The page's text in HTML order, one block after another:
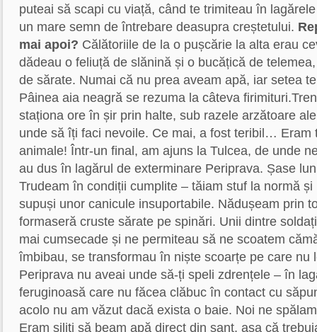
puteai să scapi cu viață, când te trimiteau în
un mare semn de întrebare deasupra creștetului.
mai apoi? Călătoriile de la o pușcărie la alta erau
dădeau o feliuță de slănină și o bucățică de
de sărate. Numai că nu prea aveam apă, iar setea
Pâinea aia neagră se rezuma la câteva
staționa ore în șir prin halte, sub razele arzătoare
unde să îți faci nevoile. Ce mai, a fost teribil… Eram
animale! Într-un final, am ajuns la Tulcea, de unde
au dus în lagărul de exterminare Periprava. Șase
Trudeam în condiții cumplite – tăiam stuf la normă
supuși unor canicule insuportabile. Nădușeam prin
formaseră cruste sărate pe spinări. Unii dintre
mai cumsecade și ne permiteau să ne scoatem
îmbibau, se transformau în niște scoarțe pe care nu
Periprava nu aveai unde să-ți speli zdrențele – în
feruginoasă care nu făcea clăbuc în contact cu
acolo nu am văzut dacă exista o baie. Noi ne
Eram siliți să beam apă direct din șanț, așa că